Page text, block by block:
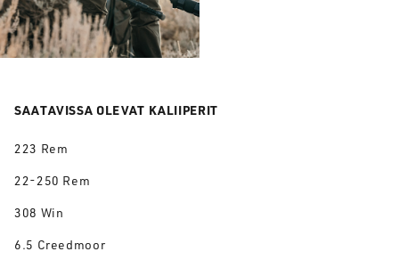
SAATAVISSA OLEVAT KALIIPERIT
223 Rem
22-250 Rem
308 Win
6.5 Creedmoor